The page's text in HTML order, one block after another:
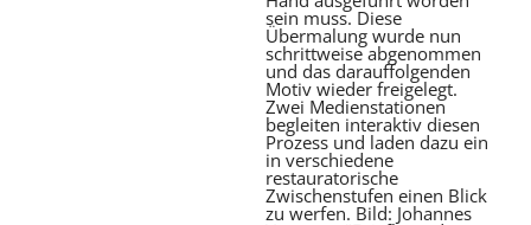
sein muss. Diese
Übermalung wurde nun
schrittweise abgenommen
und das darauffolgenden
Motiv wieder freigelegt.
Zwei Medienstationen
begleiten interaktiv diesen
Prozess und laden dazu ein
in verschiedene
restauratorische
Zwischenstufen einen Blick
zu werfen. Bild: Johannes